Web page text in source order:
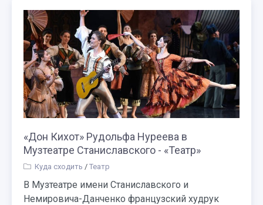
«Дон Кихот» Рудольфа Нуреева в
Музтеатре Станиславского - «Театр»
Куда сходить / Театр
В Музтеатре имени Станиславского и
Немировича-Данченко французский худрук